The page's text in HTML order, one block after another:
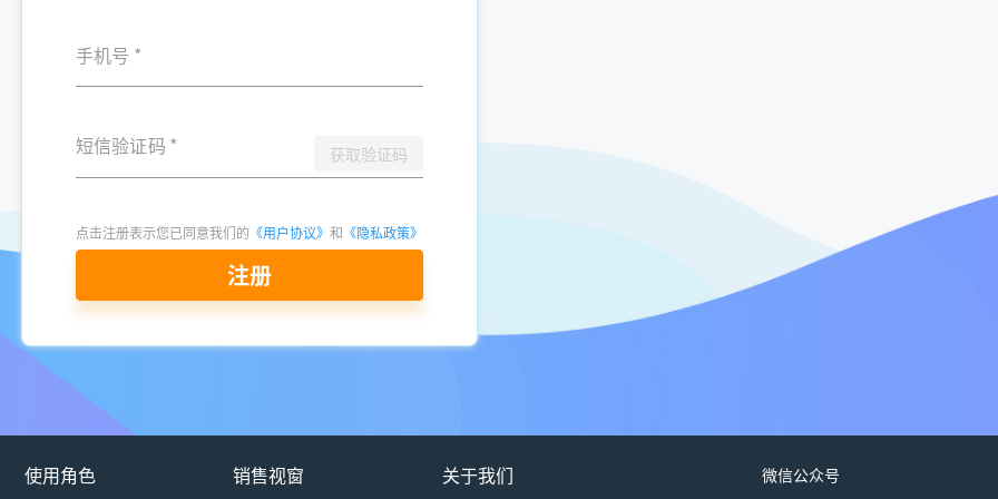
手机号 *
短信验证码 * 获取验证码
点击注册表示您已同意我们的 《用户协议》 和 《隐私政策》
注册
使用角色 销售视窗 关于我们 微信公众号